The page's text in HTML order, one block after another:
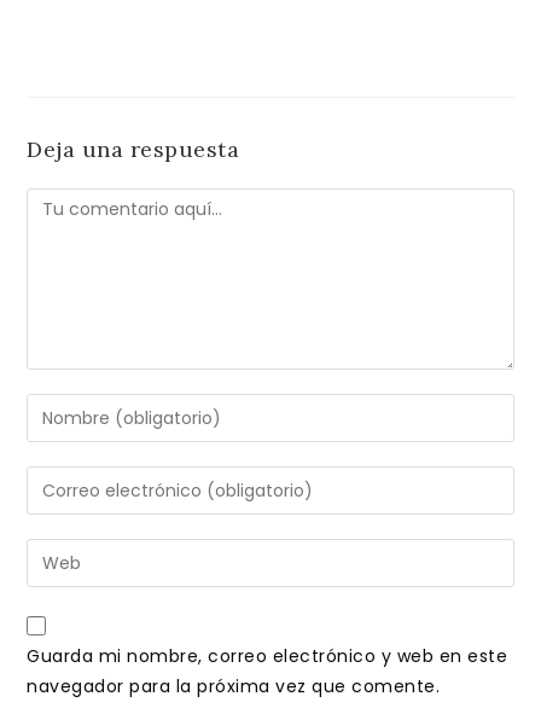
Deja una respuesta
Comentario
Introduce
tu
nombre
de
usuario
para
comentar
Introduce
tu
dirección
de
electrónico
para
comentar
Introduce
la
URL
de
Guarda mi nombre, correo electrónico y web en este
navegador para la próxima vez que comente.